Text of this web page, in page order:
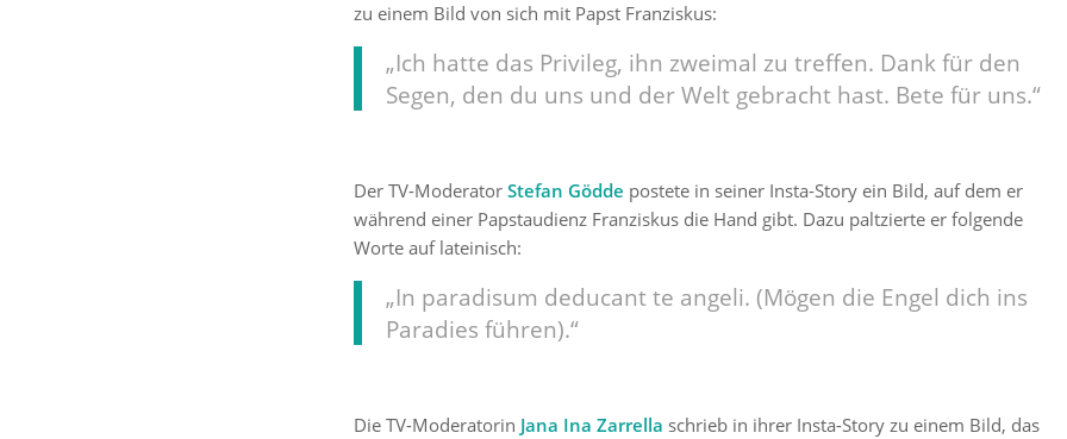
zu einem Bild von sich mit Papst Franziskus:
„Ich hatte das Privileg, ihn zweimal zu treffen. Dank für den
Segen, den du uns und der Welt gebracht hast. Bete für uns.“
Der TV-Moderator Stefan Gödde postete in seiner Insta-Story ein Bild, auf dem er
während einer Papstaudienz Franziskus die Hand gibt. Dazu paltzierte er folgende
Worte auf lateinisch:
„In paradisum deducant te angeli. (Mögen die Engel dich ins
Paradies führen).“
Die TV-Moderatorin Jana Ina Zarrella schrieb in ihrer Insta-Story zu einem Bild, das